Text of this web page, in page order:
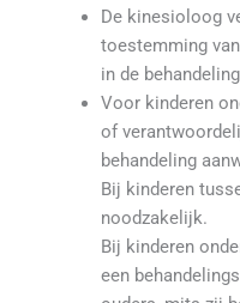
De kinesioloog
toestemming
in de
Voor kinderen
of
behandeling
Bij kinderen
noodzakelijk.
Bij kinderen
een